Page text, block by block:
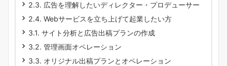
2.3. 広告を理解したいディレクター・プロデューサー
2.4. Webサービスを立ち上げて起業したい方
3.1. サイト分析と広告出稿プランの作成
3.2. 管理画面オペレーション
3.3. オリジナル出稿プランとオペレーション